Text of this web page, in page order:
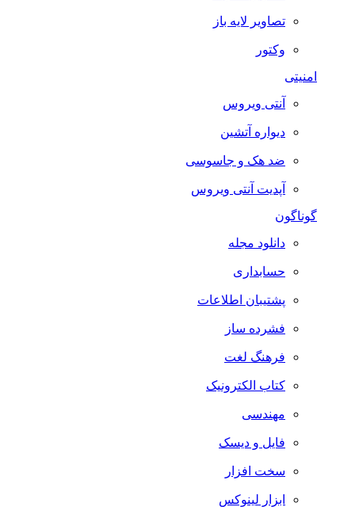
تصاویر لایه باز
وکتور
امنیتی
آنتی ویروس
دیواره آتشین
ضد هک و جاسوسی
آپدیت آنتی ویروس
گوناگون
دانلود مجله
حسابداری
پشتیبان اطلاعات
فشرده ساز
فرهنگ لغت
کتاب الکترونیک
مهندسی
فایل و دیسک
سخت افزار
ابزار لینوکس